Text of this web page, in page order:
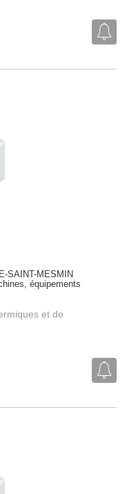
SAINT-MESMIN
équipements
et de